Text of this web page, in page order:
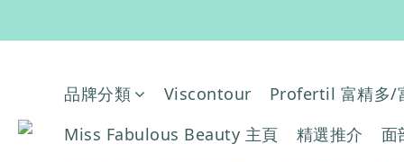
品牌分類 Viscontour
Profertil 富精多/
Miss Fabulous Beauty 主頁
精選推介
面